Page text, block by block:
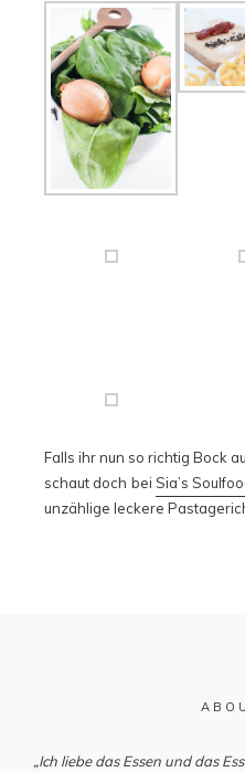
Falls ihr nun so richtig Bock
schaut doch bei Sia’s
unzählige leckere
„Ich liebe das Essen und das